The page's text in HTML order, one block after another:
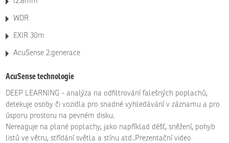
WDR
EXIR 30m
AcuSense 2.generace
AcuSense technologie
DEEP LEARNING - analýza na odfiltrování falešných poplachů,
detekuje osoby či vozidla pro snadné vyhledávání v záznamu a pro
úsporu prostoru na pevném disku.
Nereaguje na plané poplachy, jako například déšť, sněžení, pohyb
listů ve větru, střídání světla a stínu atd..Prezentační video